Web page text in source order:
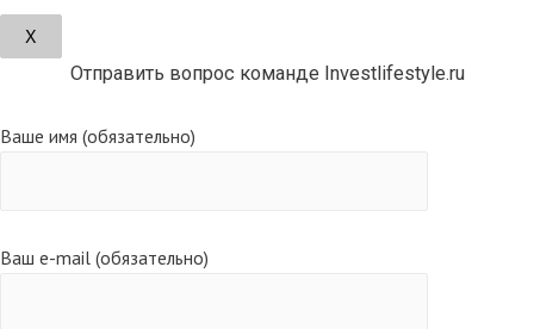
Х
Отправить вопрос команде Investlifestyle.ru
Ваше имя (обязательно)
Ваш e-mail (обязательно)